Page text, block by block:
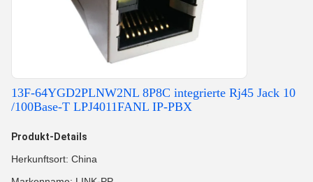
13F-64YGD2PLNW2NL 8P8C integrierte Rj45 Jack 10
/100Base-T LPJ4011FANL IP-PBX
Produkt-Details
Herkunftsort: China